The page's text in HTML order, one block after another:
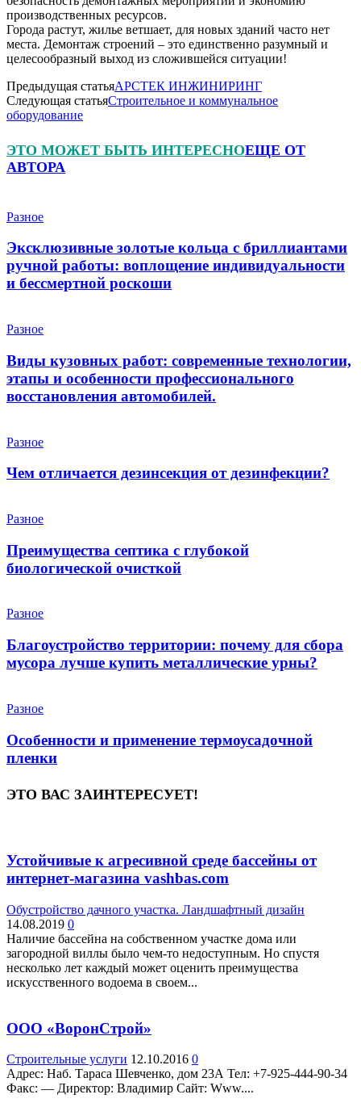
производственных ресурсов.
Города растут, жилье ветшает, для новых зданий часто нет
места. Демонтаж строений – это единственно разумный и
целесообразный выход из сложившейся ситуации!
Предыдущая статьяАРСТЕК ИНЖИНИРИНГ
Следующая статьяСтроительное и коммунальное
оборудование
ЭТО МОЖЕТ БЫТЬ ИНТЕРЕСНОЕЩЕ ОТ
АВТОРА
Разное
Эксклюзивные золотые кольца с бриллиантами
ручной работы: воплощение индивидуальности
и бессмертной роскоши
Разное
Виды кузовных работ: современные технологии,
этапы и особенности профессионального
восстановления автомобилей.
Разное
Чем отличается дезинсекция от дезинфекции?
Разное
Преимущества септика с глубокой
биологической очисткой
Разное
Благоустройство территории: почему для сбора
мусора лучше купить металлические урны?
Разное
Особенности и применение термоусадочной
пленки
ЭТО ВАС ЗАИНТЕРЕСУЕТ!
Устойчивые к агресивной среде бассейны от
интернет-магазина vashbas.com
Обустройство дачного участка. Ландшафтный дизайн
14.08.2019 0
Наличие бассейна на собственном участке дома или
загородной виллы было чем-то недоступным. Но спустя
несколько лет каждый может оценить преимущества
искусственного водоема в своем...
ООО «ВоронСтрой»
Строительные услуги 12.10.2016 0
Адрес: Наб. Тараса Шевченко, дом 23А Teл: +7-925-444-90-34
Факс: — Директор: Владимир Сайт: Www....